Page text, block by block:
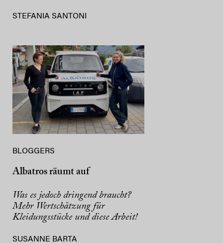
STEFANIA SANTONI
BLOGGERS
Albatros räumt auf
Was es jedoch dringend braucht?
Mehr Wertschätzung für
Kleidungsstücke und diese Arbeit!
SUSANNE BARTA